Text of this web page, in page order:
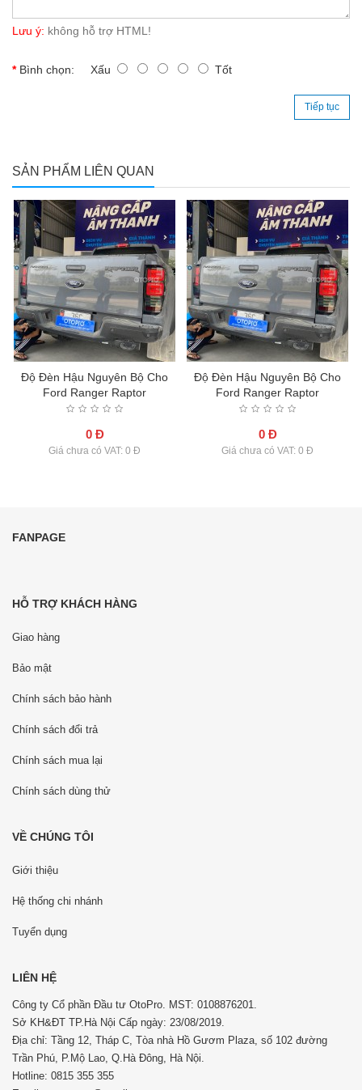
Lưu ý: không hỗ trợ HTML!
Bình chọn: Xấu Tốt
Tiếp tục
SẢN PHẨM LIÊN QUAN
Độ Đèn Hậu Nguyên Bộ Cho
Ford Ranger Raptor
0 Đ
Giá chưa có VAT: 0 Đ
Độ Đèn Hậu Nguyên Bộ Cho
Ford Ranger Raptor
0 Đ
Giá chưa có VAT: 0 Đ
FANPAGE
HỖ TRỢ KHÁCH HÀNG
Giao hàng
Bảo mật
Chính sách bảo hành
Chính sách đổi trả
Chính sách mua lại
Chính sách dùng thử
VỀ CHÚNG TÔI
Giới thiệu
Hệ thống chi nhánh
Tuyển dụng
LIÊN HỆ
Công ty Cổ phần Đầu tư OtoPro. MST: 0108876201.
Sở KH&ĐT TP.Hà Nội Cấp ngày: 23/08/2019.
Địa chỉ: Tầng 12, Tháp C, Tòa nhà Hồ Gươm Plaza, số 102 đường
Trần Phú, P.Mộ Lao, Q.Hà Đông, Hà Nội.
Hotline: 0815 355 355